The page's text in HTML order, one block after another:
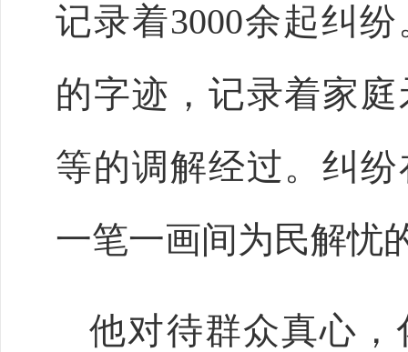
记录着3000余起纠
的字迹，记录着家
等的调解经过。纠
一笔一画间为民解忧
他对待群众真心